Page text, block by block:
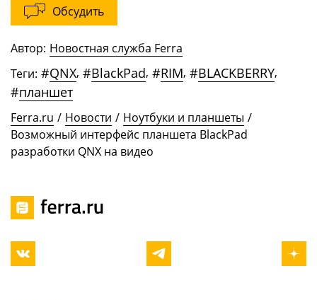
Обсудить
Автор: Новостная служба Ferra
Теги: #QNX, #BlackPad, #RIM, #BLACKBERRY,
#планшет
Ferra.ru / Новости / Ноутбуки и планшеты /
Возможный интерфейс планшета BlackPad
разработки QNX на видео